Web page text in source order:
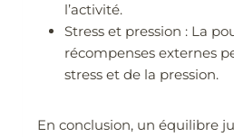
l’activité.
Stress et pression : La
récompenses externes
stress et de la pression.
En conclusion, un équilibre